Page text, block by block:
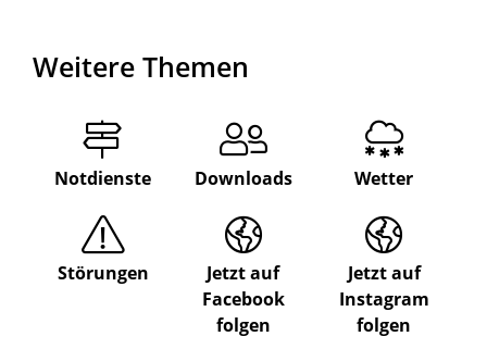
Weitere Themen
Notdienste Downloads Wetter
Störungen
Jetzt auf
Facebook
folgen
Jetzt auf
Instagram
folgen